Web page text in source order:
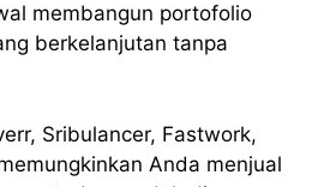
membangun portofolio
berkelanjutan tanpa
Sribulancer, Fastwork,
Anda menjual